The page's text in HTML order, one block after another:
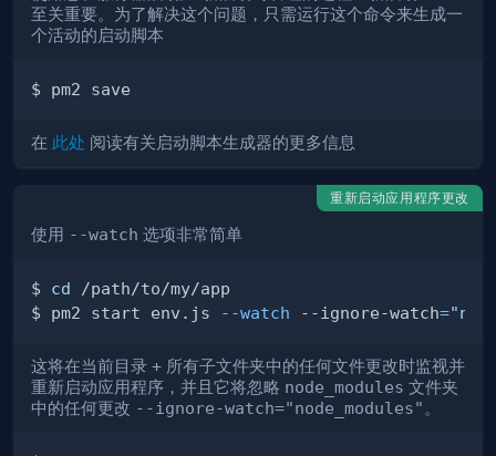
至关重要。为了解决这个问题，只需运行这个命令来生成一
个活动的启动脚本
在 此处 阅读有关启动脚本生成器的更多信息
重新启动应用程序更改
使用 --watch 选项非常简单
$ cd
$ pm2 start env.js
--watch --ignore-watch=
这将在当前目录 + 所有子文件夹中的任何文件更改时监视并
重新启动应用程序，并且它将忽略 node_modules 文件夹
中的任何更改 --ignore-watch="node_modules"。